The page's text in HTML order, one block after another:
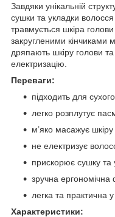
Завдяки унікальній
сушки та укладки
травмується шкіра
закругленими кінчиками
дряпають шкіру голови
електризацію.
Переваги:
підходить для
легко розплутує
м’яко масажує шкіру
не електризує
прискорює сушку та
зручна
легка та практична
Характеристики: